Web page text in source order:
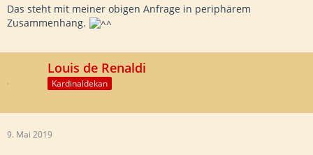
Das steht mit meiner obigen Anfrage in periphärem
Zusammenhang.
Louis de Renaldi
Kardinaldekan
9. Mai 2019